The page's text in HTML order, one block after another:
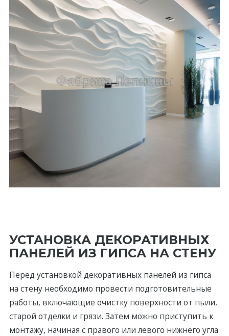
УСТАНОВКА ДЕКОРАТИВНЫХ
ПАНЕЛЕЙ ИЗ ГИПСА НА СТЕНУ
Перед установкой декоративных панелей из гипса
на стену необходимо провести подготовительные
работы, включающие очистку поверхности от пыли,
cтарой отделки и грязи. Затем можно приступить к
монтажу, начиная с правого или левого нижнего угла